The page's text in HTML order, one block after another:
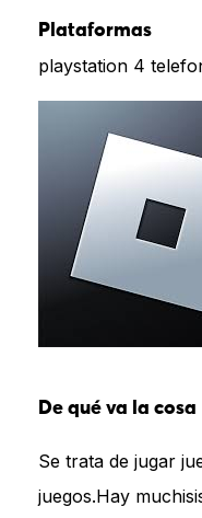
Plataformas
playstation 4
De qué va la cosa
Se trata de jugar
juegos.Hay